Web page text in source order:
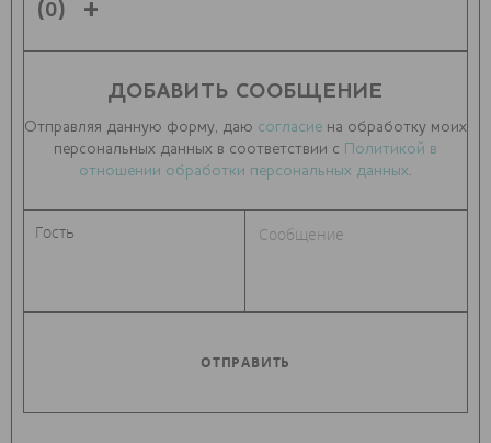
(0)
ДОБАВИТЬ СООБЩЕНИЕ
Отправляя данную форму, даю согласие на обработку моих
персональных данных в соответствии с
Политикой в
отношении обработки персональных данных.